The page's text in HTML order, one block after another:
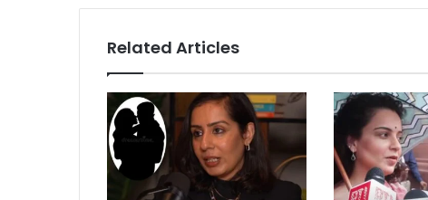
Related Articles